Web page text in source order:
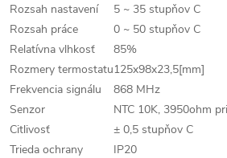
Rozsah nastavení
5 ~ 35 stupňov C
Rozsah práce
0 ~ 50 stupňov C
Relatívna vlhkosť
85%
Rozmery termostatu125x98x23,5[mm]
Frekvencia signálu
868 MHz
Senzor
NTC 10K, 3950ohm
Citlivosť
± 0,5 stupňov C
Trieda ochrany
IP20